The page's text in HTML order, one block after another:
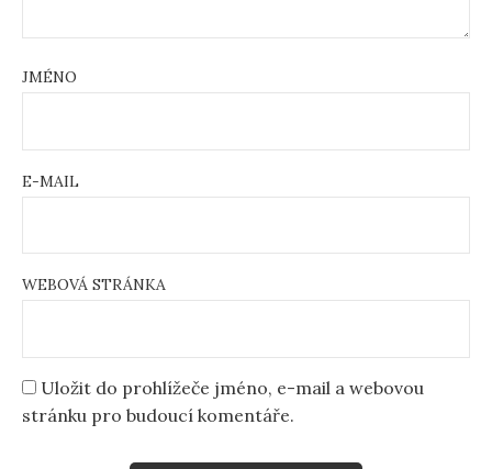
JMÉNO
E-MAIL
WEBOVÁ STRÁNKA
Uložit do prohlížeče jméno, e-mail a webovou
stránku pro budoucí komentáře.